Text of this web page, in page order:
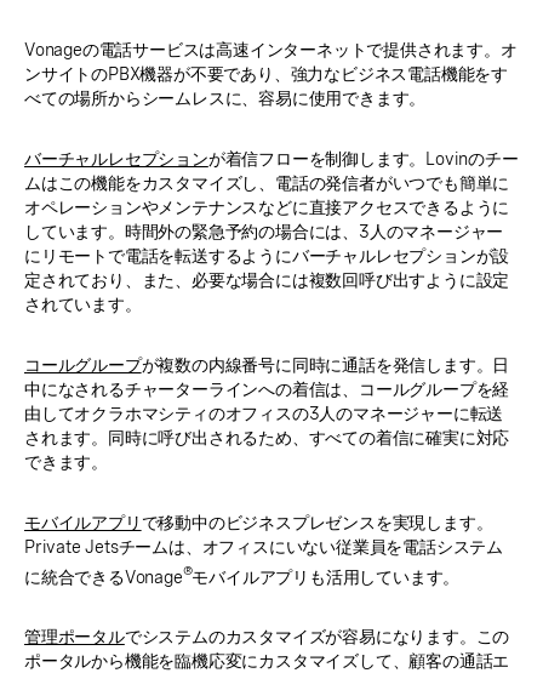
Vonageの電話サービスは高速インターネットで提供されます。オ
ンサイトのPBX機器が不要であり、強力なビジネス電話機能をす
べての場所からシームレスに、容易に使用できます。
バーチャルレセプションが着信フローを制御します。Lovinのチー
ムはこの機能をカスタマイズし、電話の発信者がいつでも簡単に
オペレーションやメンテナンスなどに直接アクセスできるように
しています。時間外の緊急予約の場合には、3人のマネージャー
にリモートで電話を転送するようにバーチャルレセプションが設
定されており、また、必要な場合には複数回呼び出すように設定
されています。
コールグループが複数の内線番号に同時に通話を発信します。日
中になされるチャーターラインへの着信は、コールグループを経
由してオクラホマシティのオフィスの3人のマネージャーに転送
されます。同時に呼び出されるため、すべての着信に確実に対応
できます。
モバイルアプリ で移動中のビジネスプレゼンスを実現します。
Private Jetsチームは、オフィスにいない従業員を電話システム
に統合できるVonage®モバイルアプリも活用しています。
管理ポータルでシステムのカスタマイズが容易になります。この
ポータルから機能を臨機応変にカスタマイズして、顧客の通話エ